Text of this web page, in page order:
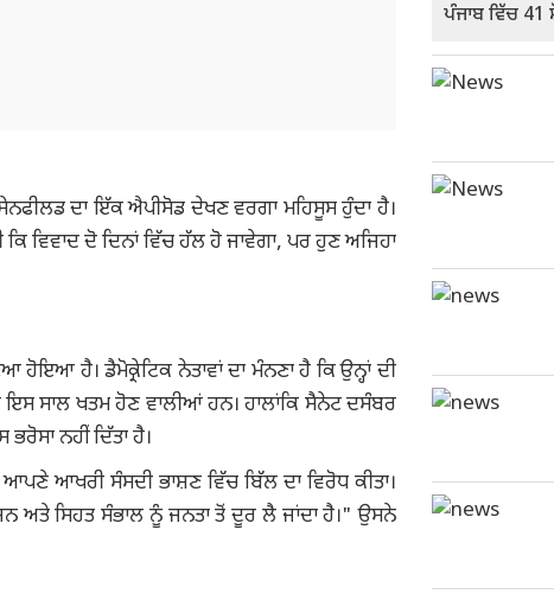
ਦਾ ਇੱਕ ਐਪੀਸੋਡ ਦੇਖਣ ਵਰਗਾ ਮਹਿਸੂਸ ਹੁੰਦਾ ਹੈ।
ਕਿ ਵਿਵਾਦ ਦੋ ਦਿਨਾਂ ਵਿੱਚ ਹੱਲ ਹੋ ਜਾਵੇਗਾ, ਪਰ ਹੁਣ ਅਜਿਹਾ
ਹੈ। ਡੈਮੋਕ੍ਰੇਟਿਕ ਨੇਤਾਵਾਂ ਦਾ ਮੰਨਣਾ ਹੈ ਕਿ ਉਨ੍ਹਾਂ ਦੀ
ਸਾਲ ਖਤਮ ਹੋਣ ਵਾਲੀਆਂ ਹਨ। ਹਾਲਾਂਕਿ ਸੈਨੇਟ ਦਸੰਬਰ
ਨਹੀਂ ਦਿੱਤਾ ਹੈ।
ਆਖਰੀ ਸੰਸਦੀ ਭਾਸ਼ਣ ਵਿੱਚ ਬਿੱਲ ਦਾ ਵਿਰੋਧ ਕੀਤਾ।
ਅਤੇ ਸਿਹਤ ਸੰਭਾਲ ਨੂੰ ਜਨਤਾ ਤੋਂ ਦੂਰ ਲੈ ਜਾਂਦਾ ਹੈ।" ਉਸਨੇ
ਪੰਜਾਬ ਵਿੱਚ